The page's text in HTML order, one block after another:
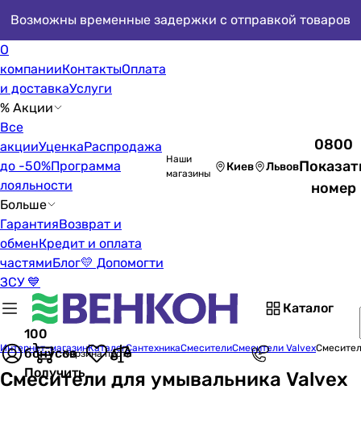
Возможны временные задержки с отправкой товаров
О
компанииКонтактыОплата
и доставкаУслуги
% Акции
Все
акцииУценкаРаспродажа
до -50%Программа
лояльности
Больше
ГарантияВозврат и
обменКредит и оплата
частямиБлог💛 Допомогти
ЗСУ 💙
Наши
магазины
Киев Львов
0800
номер
Каталог
100
бонусов
Получить
Корзина пуста
Интернет-магазинКаталогСантехникаСмесителиСмесители Valvex
Смесители для умывальника Valvex